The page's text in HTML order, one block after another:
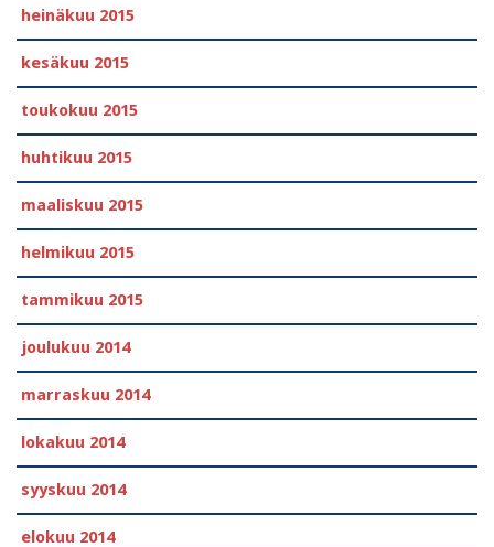
heinäkuu 2015
kesäkuu 2015
toukokuu 2015
huhtikuu 2015
maaliskuu 2015
helmikuu 2015
tammikuu 2015
joulukuu 2014
marraskuu 2014
lokakuu 2014
syyskuu 2014
elokuu 2014